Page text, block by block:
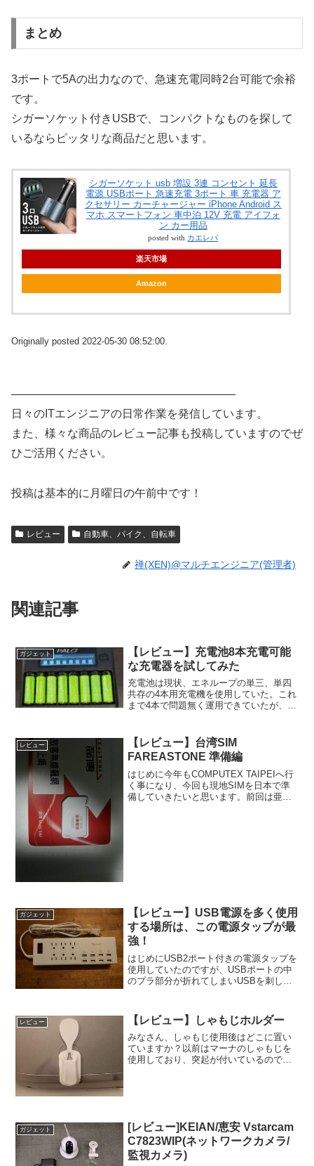
まとめ
3ポートで5Aの出力なので、急速充電同時2台可能で余裕
です。
シガーソケット付きUSBで、コンパクトなものを探して
いるならピッタリな商品だと思います。
シガーソケット usb 増設 3連 コンセント 延長
電源 USBポート 急速充電 3ポート 車 充電器 ア
クセサリー カーチャージャー iPhone Android ス
マホ スマートフォン 車中泊 12V 充電 アイフォ
ン カー用品
posted with カエレバ
楽天市場
Amazon
Originally posted 2022-05-30 08:52:00.
————————————————————
日々のITエンジニアの日常作業を発信しています。
また、様々な商品のレビュー記事も投稿していますのでぜ
ひご活用ください。
投稿は基本的に月曜日の午前中です！
レビュー 自動車、バイク、自転車
禅(XEN)@マルチエンジニア(管理者)
関連記事
ガジェット
【レビュー】充電池8本充電可能
な充電器を試してみた
充電池は現状、エネループの単三、単四
共存の4本用充電機を使用していた。これ
まで4本で問題無く運用できていたが、充
した。8本用の充電機まずは商品選定の条
件を決める。1:...
レビュー
【レビュー】台湾SIM
FAREASTONE 準備編
はじめに今年もCOMPUTEX TAIPEIへ行
く事になり、今回も現地SIMを日本で準
備していきたいと思います。前回は亜太
ガジェット
【レビュー】USB電源を多く使用
する場所は、この電源タップが最
強！
はじめにUSB2ポート付きの電源タップを
使用していたのですが、USBポートの中
のプラ部分が折れてしまいUSBを刺して
の折れていないUSBポートへ刺しても充
電せず、完全に...
レビュー 【レビュー】しゃもじホルダー
みなさん、しゃもじ使用後はどこに置い
ていますか？以前はマーナのしゃもじを
使用しており、突起が付いているのでそ
ガジェット
[レビュー]KEIAN/恵安 Vstarcam
C7823WIP(ネットワークカメラ/
監視カメラ)